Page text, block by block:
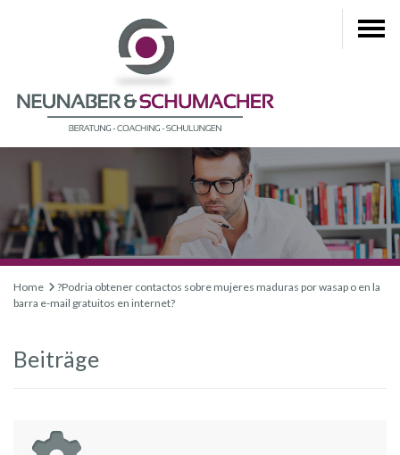
Home
?Podria obtener contactos sobre mujeres maduras por wasap o en la
barra e-mail gratuitos en internet?
Beiträge